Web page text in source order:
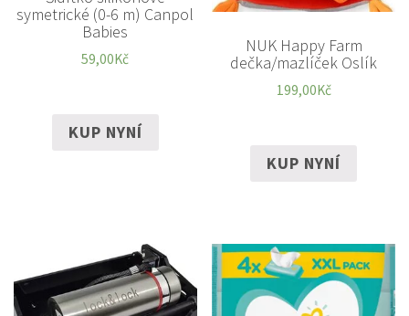
symetrické (0-6 m) Canpol
Babies
59,00Kč
KUP NYNÍ
NUK Happy Farm
dečka/mazlíček Oslík
199,00Kč
KUP NYNÍ